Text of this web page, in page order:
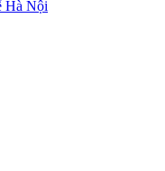
Hà Nội